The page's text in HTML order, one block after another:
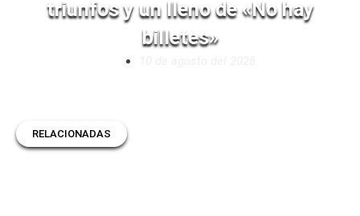
triunfos y un lleno de «No hay
billetes»
RELACIONADAS